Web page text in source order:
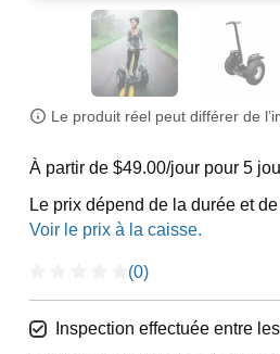
Le produit réel peut différer de
À partir de $49.00/jour pour 5
Le prix dépend de la durée et
(0)
Inspection effectuée entre